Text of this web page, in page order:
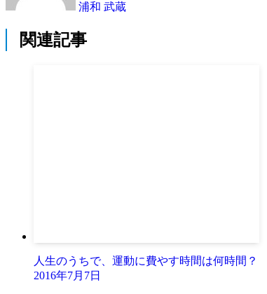
浦和 武蔵
関連記事
人生のうちで、運動に費やす時間は何時間？
2016年7月7日